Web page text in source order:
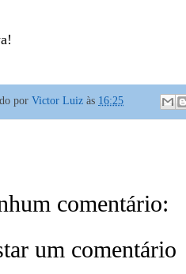
por Victor Luiz às 16:25
comentário:
um comentário